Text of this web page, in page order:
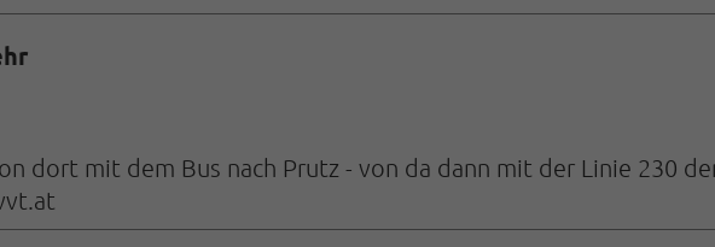
dort mit dem Bus nach Prutz - von da dann mit der Linie 230